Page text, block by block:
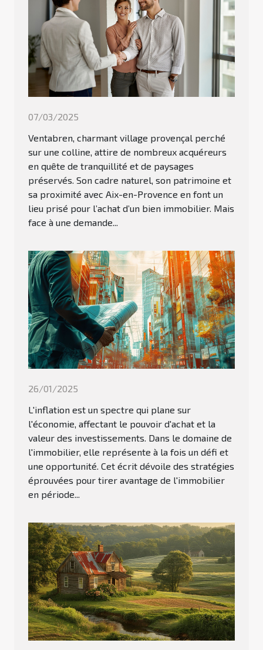
07/03/2025
Ventabren, charmant village provençal perché
sur une colline, attire de nombreux acquéreurs
en quête de tranquillité et de paysages
préservés. Son cadre naturel, son patrimoine et
sa proximité avec Aix-en-Provence en font un
lieu prisé pour l’achat d’un bien immobilier. Mais
face à une demande...
26/01/2025
L'inflation est un spectre qui plane sur
l'économie, affectant le pouvoir d'achat et la
valeur des investissements. Dans le domaine de
l'immobilier, elle représente à la fois un défi et
une opportunité. Cet écrit dévoile des stratégies
éprouvées pour tirer avantage de l'immobilier
en période...